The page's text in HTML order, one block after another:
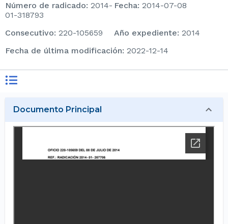
Número de radicado: 2014-
01-318793
Fecha: 2014-07-08
consecutivo: 220-105659 Año expediente: 2014
Fecha de última modificación: 2022-12-14
Documento Principal